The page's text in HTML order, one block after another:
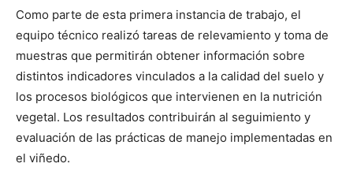
Como parte de esta primera instancia de trabajo, el
equipo técnico realizó tareas de relevamiento y toma de
muestras que permitirán obtener información sobre
distintos indicadores vinculados a la calidad del suelo y
los procesos biológicos que intervienen en la nutrición
vegetal. Los resultados contribuirán al seguimiento y
evaluación de las prácticas de manejo implementadas en
el viñedo.